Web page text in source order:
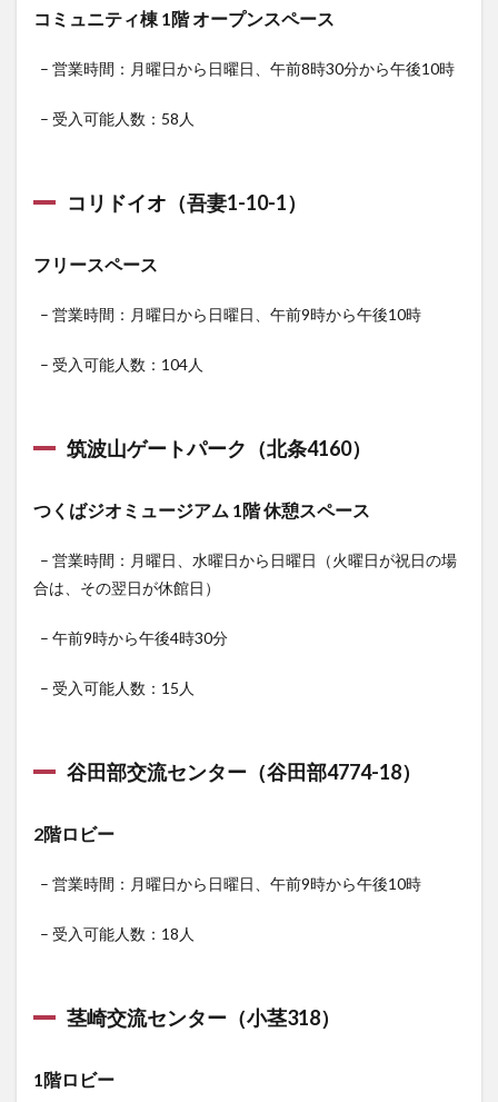
コミュニティ棟 1階 オープンスペース
– 営業時間：月曜日から日曜日、午前8時30分から午後10時
– 受入可能人数：58人
コリドイオ（吾妻1-10-1）
フリースペース
– 営業時間：月曜日から日曜日、午前9時から午後10時
– 受入可能人数：104人
筑波山ゲートパーク（北条4160）
つくばジオミュージアム 1階 休憩スペース
– 営業時間：月曜日、水曜日から日曜日（火曜日が祝日の場
合は、その翌日が休館日）
– 午前9時から午後4時30分
– 受入可能人数：15人
谷田部交流センター（谷田部4774-18）
2階ロビー
– 営業時間：月曜日から日曜日、午前9時から午後10時
– 受入可能人数：18人
茎崎交流センター（小茎318）
1階ロビー